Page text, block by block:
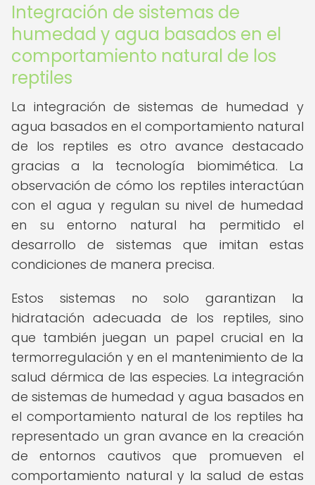
Integración de sistemas de
humedad y agua basados en el
comportamiento natural de los
reptiles
La integración de sistemas de humedad y
agua basados en el comportamiento natural
de los reptiles es otro avance destacado
gracias a la tecnología biomimética. La
observación de cómo los reptiles interactúan
con el agua y regulan su nivel de humedad
en su entorno natural ha permitido el
desarrollo de sistemas que imitan estas
condiciones de manera precisa.
Estos sistemas no solo garantizan la
hidratación adecuada de los reptiles, sino
que también juegan un papel crucial en la
termorregulación y en el mantenimiento de la
salud dérmica de las especies. La integración
de sistemas de humedad y agua basados en
el comportamiento natural de los reptiles ha
representado un gran avance en la creación
de entornos cautivos que promueven el
comportamiento natural y la salud de estas